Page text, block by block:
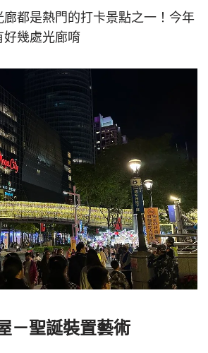
都是熱門的打卡景點之一！今年
好幾處光廊唷
－聖誕裝置藝術